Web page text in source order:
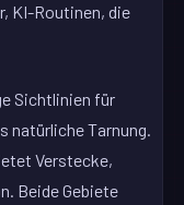
KI-Routinen, die
Sichtlinien für
natürliche Tarnung.
Verstecke,
Beide Gebiete